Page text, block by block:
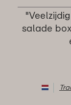
salade